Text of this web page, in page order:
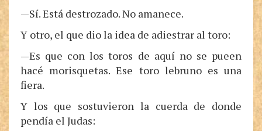
—Sí. Está destrozado. No amanece.
Y otro, el que dio la idea de adiestrar al toro:
—Es que con los toros de aquí no se pueen
hacé morisquetas. Ese toro lebruno es una
fiera.
Y los que sostuvieron la cuerda de donde
pendía el Judas: